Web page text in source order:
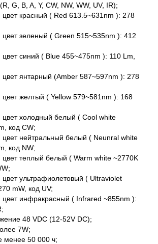
G, B, A, Y, CW, NW, WW, UV, IR);
цвет красный ( Red 613.5~631nm ): 278
цвет зеленый ( Green 515~535nm ): 412
цвет синий ( Blue 455~475nm ): 110 Lm,
цвет янтарный (Amber 587~597nm ): 278
цвет желтый ( Yellow 579~581nm ): 168
цвет холодный белый ( Cool white
код CW;
цвет нейтральный белый ( Neunral white
код NW;
цвет теплый белый ( Warm white ~2770K
цвет ультрафиолетовый ( Ultraviolet
mW, код UV;
цвет инфракрасный ( Infrared ~855nm ):
48 VDC (12-52V DC);
7W;
менее 50 000 ч;